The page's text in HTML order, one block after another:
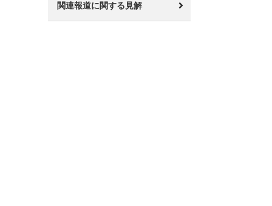
関連報道に関する見解